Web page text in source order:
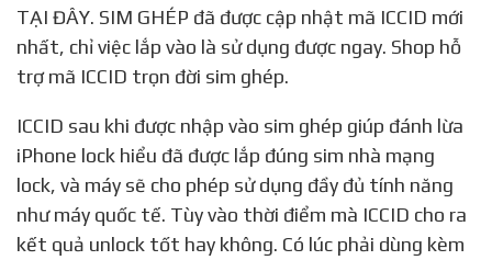
TẠI ĐÂY. SIM GHÉP đã được cập nhật mã ICCID mới
nhất, chỉ việc lắp vào là sử dụng được ngay. Shop hỗ
trợ mã ICCID trọn đời sim ghép.
ICCID sau khi được nhập vào sim ghép giúp đánh lừa
iPhone lock hiểu đã được lắp đúng sim nhà mạng
lock, và máy sẽ cho phép sử dụng đầy đủ tính năng
như máy quốc tế. Tùy vào thời điểm mà ICCID cho ra
kết quả unlock tốt hay không. Có lúc phải dùng kèm